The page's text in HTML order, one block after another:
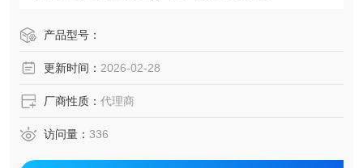
高、尺寸非常紧凑等特点，可满足制药、电子元件、光刻胶
・宽度为 80 mm 的紧凑型称重段 可以自由布局，不受空间
・包括校准砝码
・响应时间约为 1 秒（AD-42
产品型号：
更新时间： 2026-02-28
厂商性质： 代理商
访问量： 336